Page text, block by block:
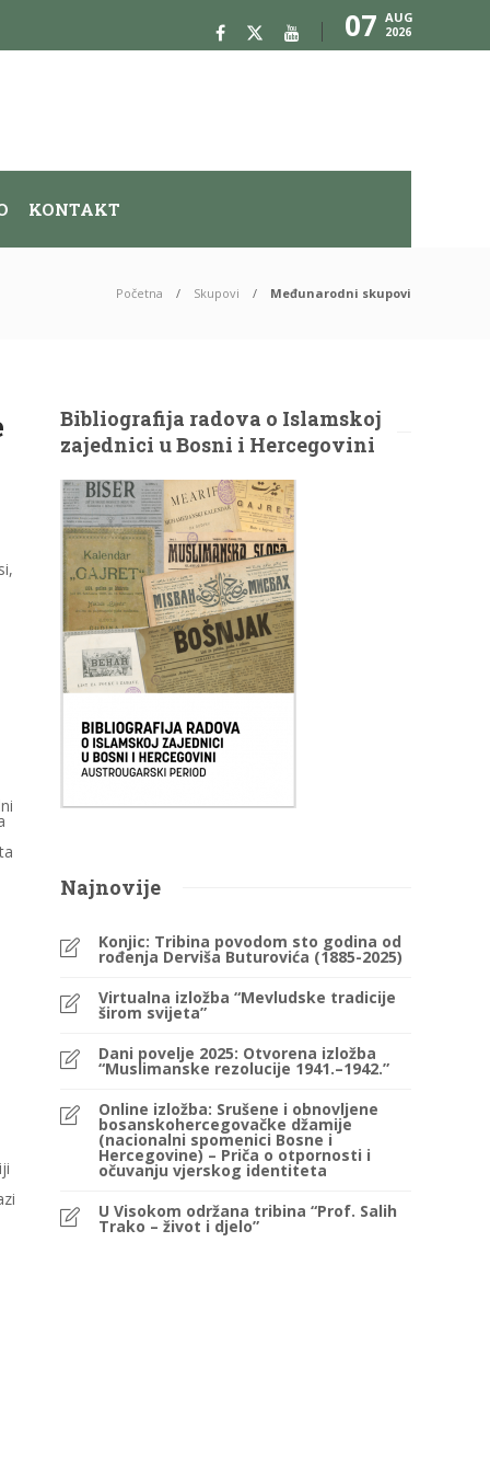
07 AUG
2026
KONTAKT
Početna Skupovi Međunarodni skupovi
Bibliografija radova o Islamskoj
zajednici u Bosni i Hercegovini
Najnovije
Konjic: Tribina povodom sto godina od
rođenja Derviša Buturovića (1885-2025)
Virtualna izložba “Mevludske tradicije
širom svijeta”
Dani povelje 2025: Otvorena izložba
“Muslimanske rezolucije 1941.–1942.”
Online izložba: Srušene i obnovljene
bosanskohercegovačke džamije
(nacionalni spomenici Bosne i
Hercegovine) – Priča o otpornosti i
očuvanju vjerskog identiteta
U Visokom održana tribina “Prof. Salih
Trako – život i djelo”